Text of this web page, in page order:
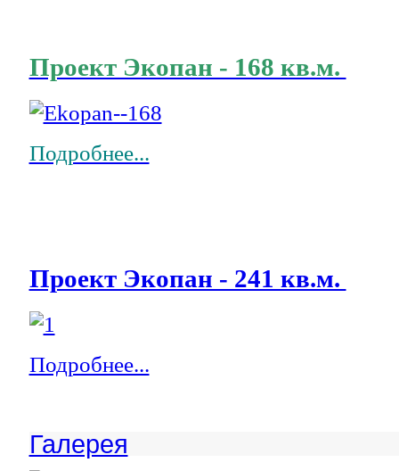
Проект Экопан - 168 кв.м.
Подробнее...
Проект Экопан - 241 кв.м.
Подробнее...
Галерея